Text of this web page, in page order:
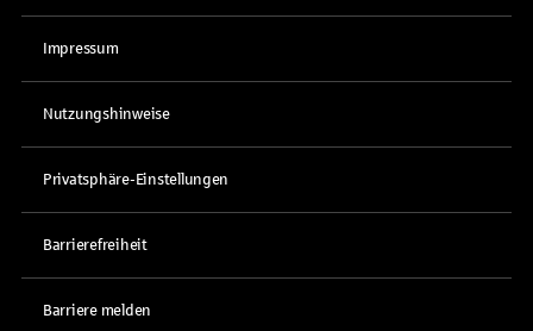
Impressum
Nutzungshinweise
Privatsphäre-Einstellungen
Barrierefreiheit
Barriere melden